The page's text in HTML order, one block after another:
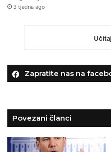
3 tjedna ago
Zapratite nas na
Povezani članci